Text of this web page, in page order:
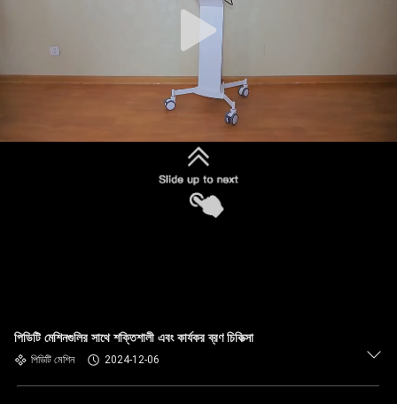
পিডিটি মেশিনগুলির সাথে শক্তিশালী এবং কার্যকর ব্রণ চিকিত্সা
পিডিটি মেশিন 2024-12-06